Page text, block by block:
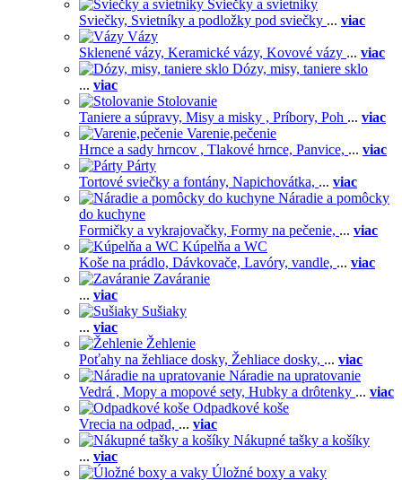
Sviečky a svietniky
Sviečky, Svietníky a podložky pod sviečky ... viac
Vázy
Sklenené vázy, Keramické vázy, Kovové vázy ... viac
Dózy, misy, taniere sklo
... viac
Stolovanie
Taniere a súpravy, Misy a misky , Príbory, Poh ... viac
Varenie,pečenie
Hrnce a sady hrncov , Tlakové hrnce, Panvice, ... viac
Párty
Tortové sviečky a fontány, Napichovátka, ... viac
Náradie a pomôcky
do kuchyne
Formičky a vykrajovačky, Formy na pečenie, ... viac
Kúpelňa a WC
Koše na prádlo, Dávkovače, Lavóry, vandle, ... viac
Zaváranie
... viac
Sušiaky
... viac
Žehlenie
Poťahy na žehliace dosky, Žehliace dosky, ... viac
Náradie na upratovanie
Vedrá , Mopy a mopové sety, Hubky a drôtenky ... viac
Odpadkové koše
Vrecia na odpad, ... viac
Nákupné tašky a košíky
... viac
Úložné boxy a vaky